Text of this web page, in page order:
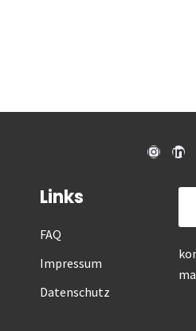
Links
FAQ
Impressum
Datenschutz